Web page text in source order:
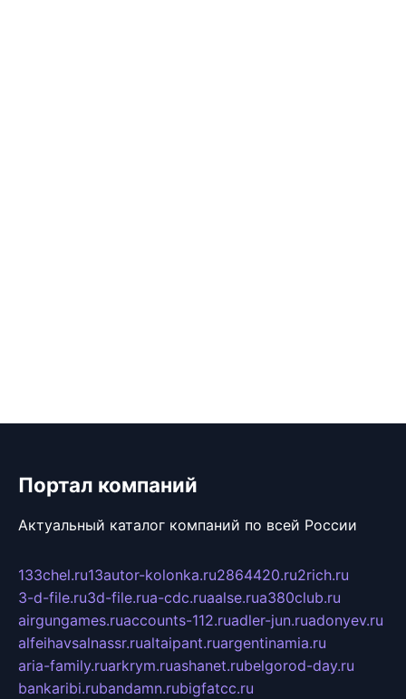
Портал компаний
Актуальный каталог компаний по всей России
133chel.ru13autor-kolonka.ru2864420.ru2rich.ru
3-d-file.ru3d-file.rua-cdc.ruaalse.rua380club.ru
airgungames.ruaccounts-112.ruadler-jun.ruadonyev.ru
alfeihavsalnassr.rualtaipant.ruargentinamia.ru
aria-family.ruarkrym.ruashanet.rubelgorod-day.ru
bankaribi.rubandamn.rubigfatcc.ru